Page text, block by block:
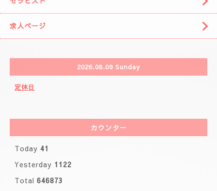
🩷りりさんのコース🩷
🌸ブログ🌸
🩷事前の空きお時間になります。🩷